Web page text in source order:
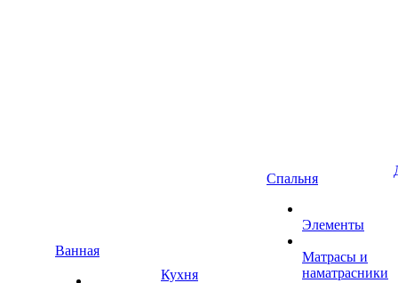
Ванная
Кухня
Спальня
Элементы
Матрасы и
наматрасники